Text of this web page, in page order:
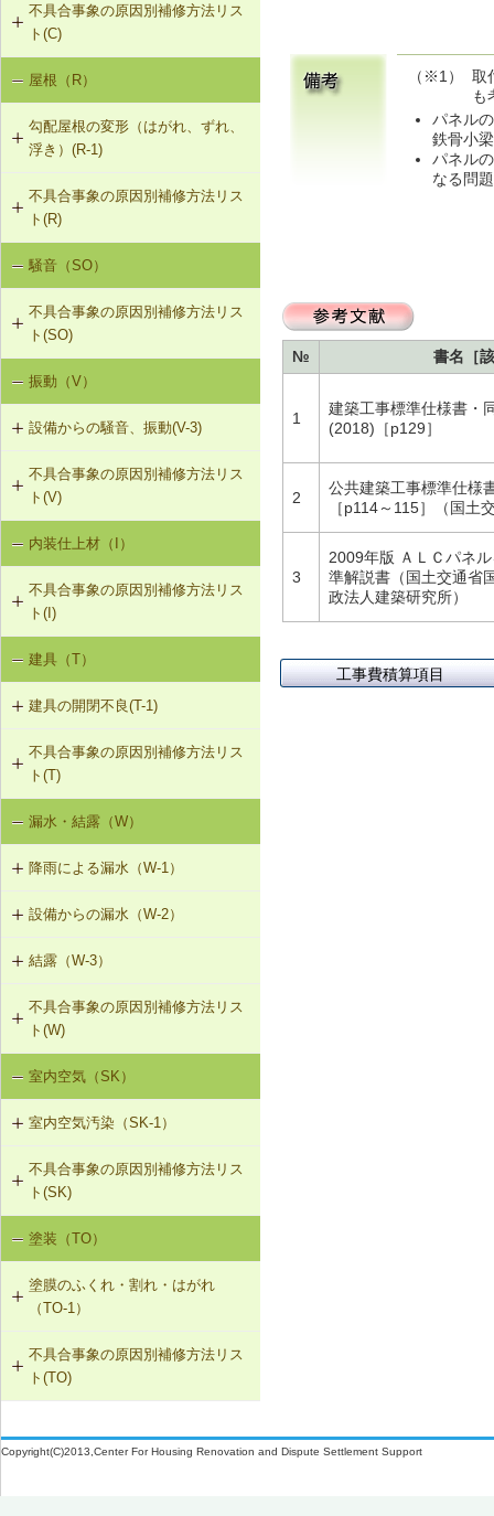
G-2-704 充填工法（ALCパネル）
C-2-001 天井仕上材の張替え
不具合事象の原因別補修方法リス
ト(C)
天井のたわみ（C-1）
屋根（R）
勾配屋根の変形（はがれ、ずれ、
浮き）(R-1)
R-1-401 母屋・たる木の交換
R-1-601 屋根下地材・ふき材の交換
不具合事象の原因別補修方法リス
ト(R)
勾配屋根の変形（変形及び屋根ふき
材のはがれ、ずれ、浮き）（R-1）
騒音（SO）
不具合事象の原因別補修方法リス
ト(SO)
界床に係る遮音不良（床歩行音等の
床衝撃音）（SO-1）
振動（V）
設備からの騒音、振動(V-3)
V-3-001 換気扇・ダクト等の交換工
事
V-3-002 水栓の取付け直し
V-3-003 器具用通気弁の取付け
V-3-004 遮音性能のある換気フード
への交換
V-3-005 駐輪機からの音・振動の伝
搬を防止する措置
不具合事象の原因別補修方法リス
ト(V)
床振動（V-1）
水平振動（V-2）
設備からの騒音、振動（V-3）
内装仕上材（I）
不具合事象の原因別補修方法リス
ト(I)
内装仕上材の汚損（I-1）
内装仕上材のひび割れ、はがれ等
（I-2）
建具（T）
建具の開閉不良(T-1)
T-1-001 丁番の取付け調整
T-1-002 丁番の取替え
T-1-003 ラッチボルト受金物の調整
T-1-004 錠の取替え
T-1-007 敷居のレベル調整
T-1-008 建具上桟削り調整
T-1-009 建具枠の取替え
不具合事象の原因別補修方法リス
ト(T)
建具の開閉不良（T-1）
漏水・結露（W）
降雨による漏水（W-1）
W-1-401 けらば水切の再施工
W-1-402 軒先水切・軒どいの再施工
W-1-403 棟部下地の再施工
W-1-404 下ぶき材（二重張り）と谷
板の再施工
W-1-405 開口部材取付け部のシーリ
ング材の再施工
W-1-406 外部建具の取付け直し
W-1-407 手すりの取付け直し
W-1-408 下ぶき材、雨押え包み板の
再施工
W-1-409 パラペット笠木の交換
W-1-602 竪どいのとい受け金物の取
設備からの漏水（W-2）
W-2-001 混合水栓の接続部品の交換
W-2-002 給湯配管の取替え、再固定
W-2-003 給水・給湯配管接続部のガ
スケット交換
W-2-004 継手の交換
W-2-005 大便器と排水配管接続部の
取付け直し
W-2-006 給水配管ルートの変更
W-2-007 洗濯機防水パン・トラップ
の取付け直し
結露（W-3）
W-3-001 防露型の便器・ロータンク
に交換
W-3-002 結露受、結露排水口の追加
W-3-003 熱交換型換気扇の設置
W-3-004 湿度連動型換気扇の設置
露被覆
部分の補修、防湿層の設置
W-3-403 熱橋部の断熱処理
不具合事象の原因別補修方法リス
ト(W)
降雨による漏水（W-1）
設備からの漏水（W-2）
結露（W-3）
室内空気（SK）
室内空気汚染（SK-1）
SK-1-001 給排気口の位置の変更
SK-1-002 ダクトの増設
SK-1-004 通気措置を講じた建具へ
の交換
SK-1-005 通気止め・気密層の設置
SK-1-003 換気ファンの交換
不具合事象の原因別補修方法リス
ト(SK)
室内空気の汚染（SK-1）
塗装（TO）
塗膜のふくれ・割れ・はがれ
（TO-1）
TO-1-001 外壁の塗料の塗替え(コン
クリート系下地)
下地)
不具合事象の原因別補修方法リス
ト(TO)
1）
（※1）
取
も
パネル
鉄骨小
パネル
なる問
№ 書名［
1
建築工事標準仕様書・
(2018)［p129］
2
公共建築工事標準仕様
［p114～115］（国土
3
2009年版 ＡＬＣパネ
準解説書（国土交通省
政法人建築研究所）
工事費積算項目
Copyright(C)2013,Center For Housing Renovation and Dispute Settlement Support